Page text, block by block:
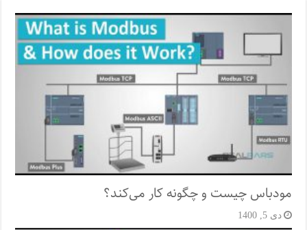
مودباس چیست و چگونه کار می‌کند؟
دی 5, 1400